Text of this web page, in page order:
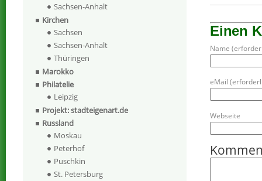
Einen
Name
eMail
Webseite
Sachsen-Anhalt
Kirchen
Sachsen
Sachsen-Anhalt
Thüringen
Marokko
Philatelie
Leipzig
Projekt: stadteigenart.de
Russland
Moskau
Peterhof
Puschkin
St. Petersburg